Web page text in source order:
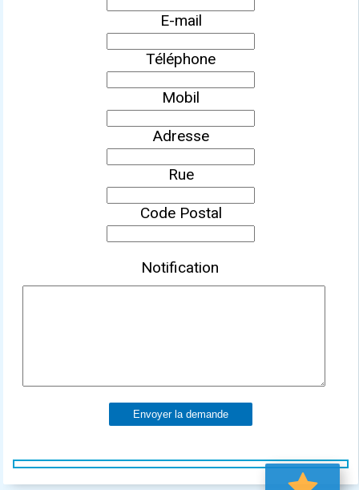
E-mail
Téléphone
Mobil
Adresse
Rue
Code Postal
Notification
Envoyer la demande